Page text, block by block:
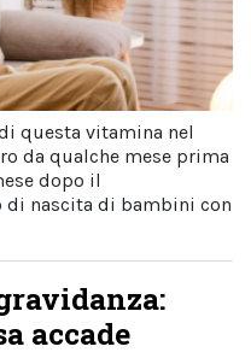
questa vitamina nel
da qualche mese prima
dopo il
nascita di bambini con
accade